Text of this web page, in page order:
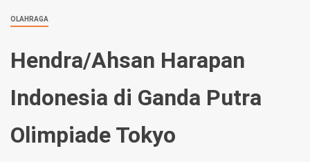
OLAHRAGA
Hendra/Ahsan Harapan
Indonesia di Ganda Putra
Olimpiade Tokyo